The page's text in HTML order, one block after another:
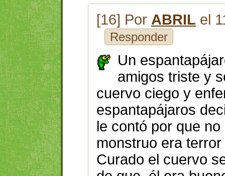
[16] Por ABRIL el
Responder
Un
amigos triste y
cuervo ciego y
espantapájaros
le contó por que
monstruo era
Curado el cuervo